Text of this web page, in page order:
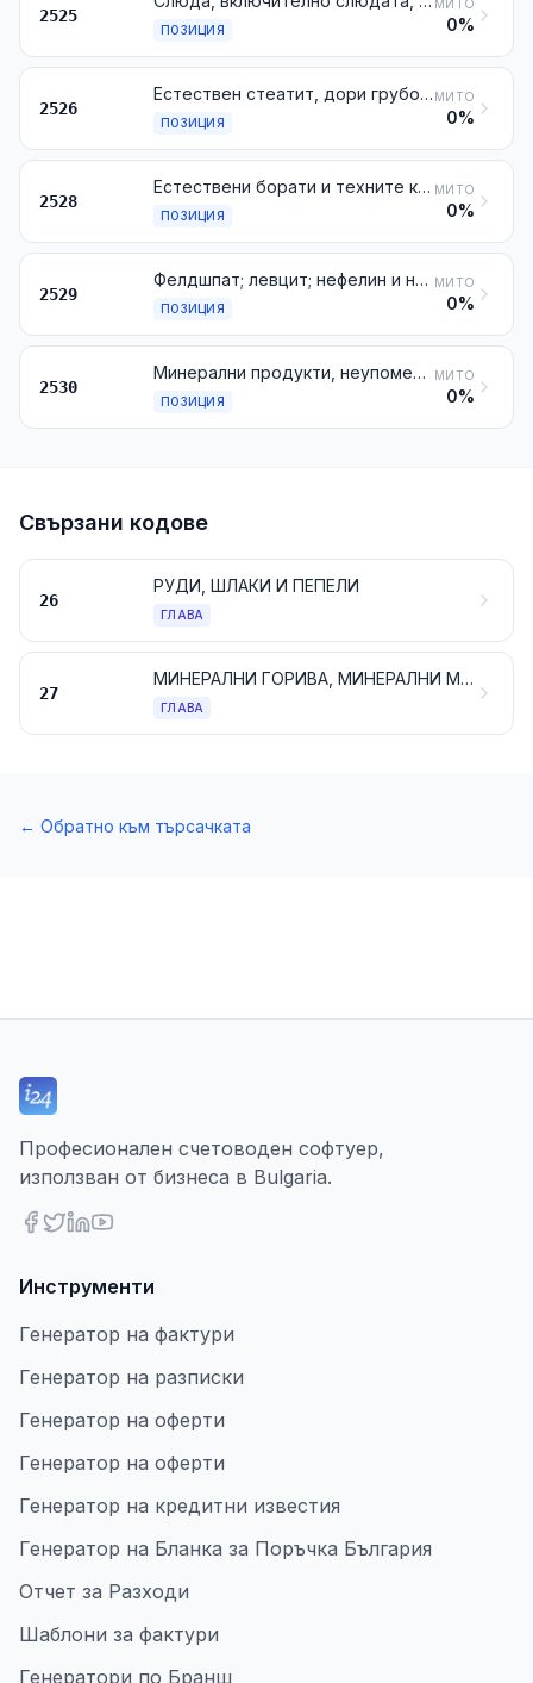
2525
ПОЗИЦИЯ
МИТО
0%
2526
Естествен стеатит, дори грубо дялан или само нарязан с трион или по друг начин, на блокове или на плочи с квадратна или правоъгълна форма; талк
ПОЗИЦИЯ
МИТО
0%
2528
Естествени борати и техните концентрати (дори калцинирани), с изключение на боратите, извлечени от естествени солени води; естествена борна киселина, съдържаща максимално 85 % Н3ВО3 в сухо вещество
ПОЗИЦИЯ
МИТО
0%
2529
Фелдшпат; левцит; нефелин и нефелин сиенит; флуорит (флусшпат)
ПОЗИЦИЯ
МИТО
0%
2530
Минерални продукти, неупоменати, нито включени другаде
ПОЗИЦИЯ
МИТО
0%
Свързани кодове
26
РУДИ, ШЛАКИ И ПЕПЕЛИ
ГЛАВА
27
МИНЕРАЛНИ ГОРИВА, МИНЕРАЛНИ МАСЛА И ПРОДУКТИ ОТ ТЯХНАТА ДЕСТИЛАЦИЯ; БИТУМИНОЗНИ МАТЕРИАЛИ; МИНЕРАЛНИ ВОСЪЦИ
ГЛАВА
← Обратно към търсачката
Професионален счетоводен софтуер,
използван от бизнеса в Bulgaria.
Инструменти
Генератор на фактури
Генератор на разписки
Генератор на оферти
Генератор на оферти
Генератор на кредитни известия
Генератор на Бланка за Поръчка България
Отчет за Разходи
Шаблони за фактури
Генератори по Бранш